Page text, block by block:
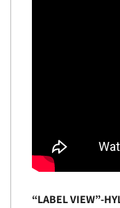
“LABEL VIEW”-